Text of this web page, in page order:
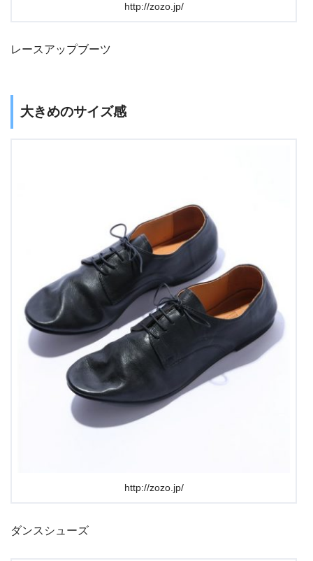
http://zozo.jp/
レースアップブーツ
大きめのサイズ感
http://zozo.jp/
ダンスシューズ